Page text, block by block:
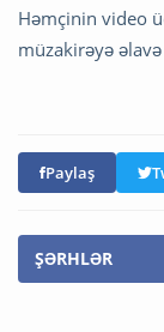
Həmçinin video
müzakirəyə
Paylaş
ŞƏRHLƏR